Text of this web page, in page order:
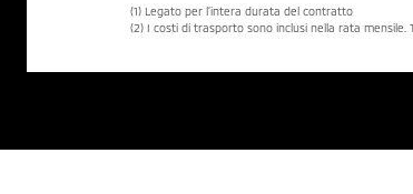
(1) Legato per l’intera durata del contratto
(2) I costi di trasporto sono inclusi nella rata mensile.